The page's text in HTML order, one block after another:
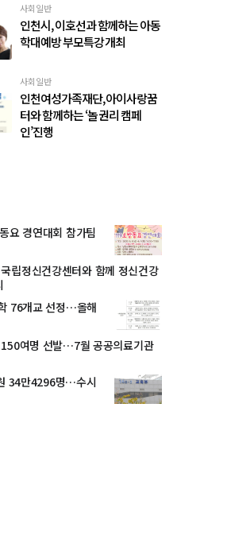
사회일반
인천시, 이호선과 함께하는 아동
학대예방 부모특강 개최
사회일반
인천여성가족재단, 아이사랑꿈
터와 함께하는 ‘놀 권리 캠페
인’진행
요 경연대회 참가팀
립정신건강센터와 함께 정신건강
76개교 선정…올해
여명 선발…7월 공공의료기관
34만4296명…수시